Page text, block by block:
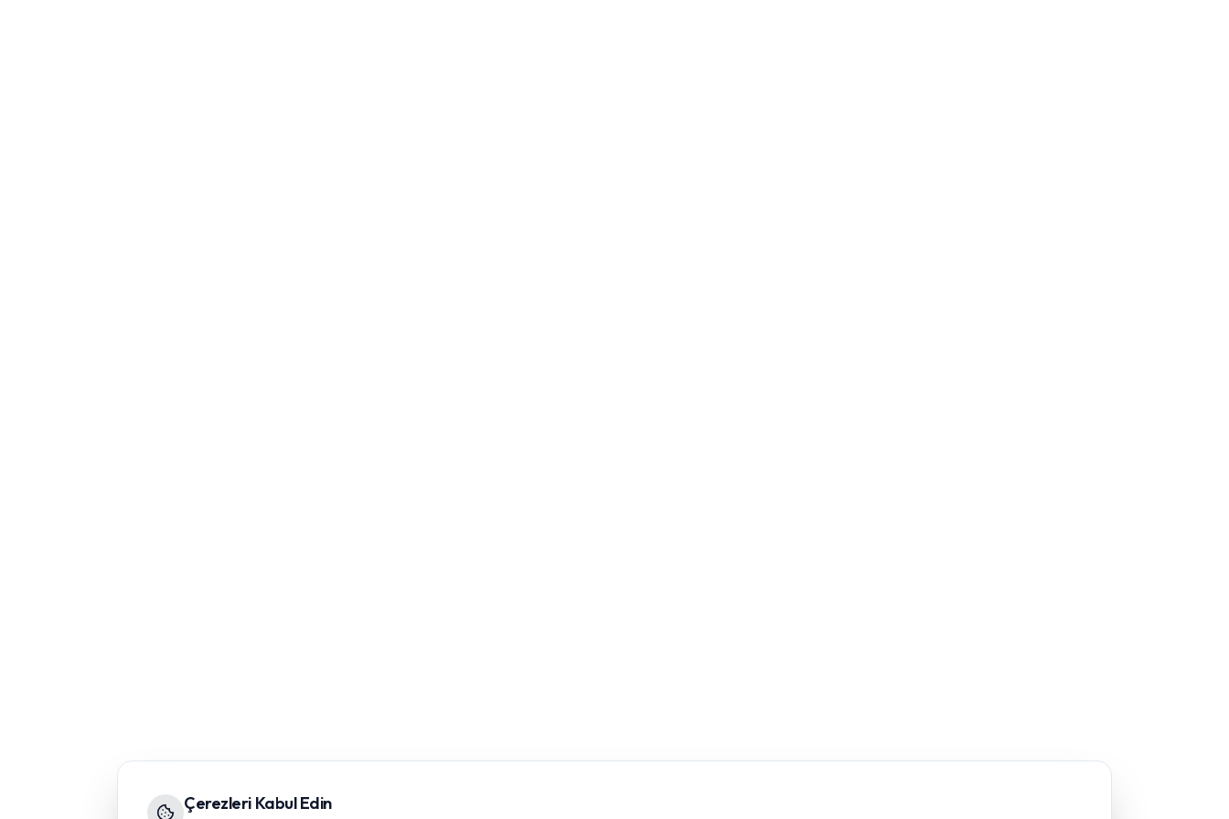
Çerezleri Kabul Edin